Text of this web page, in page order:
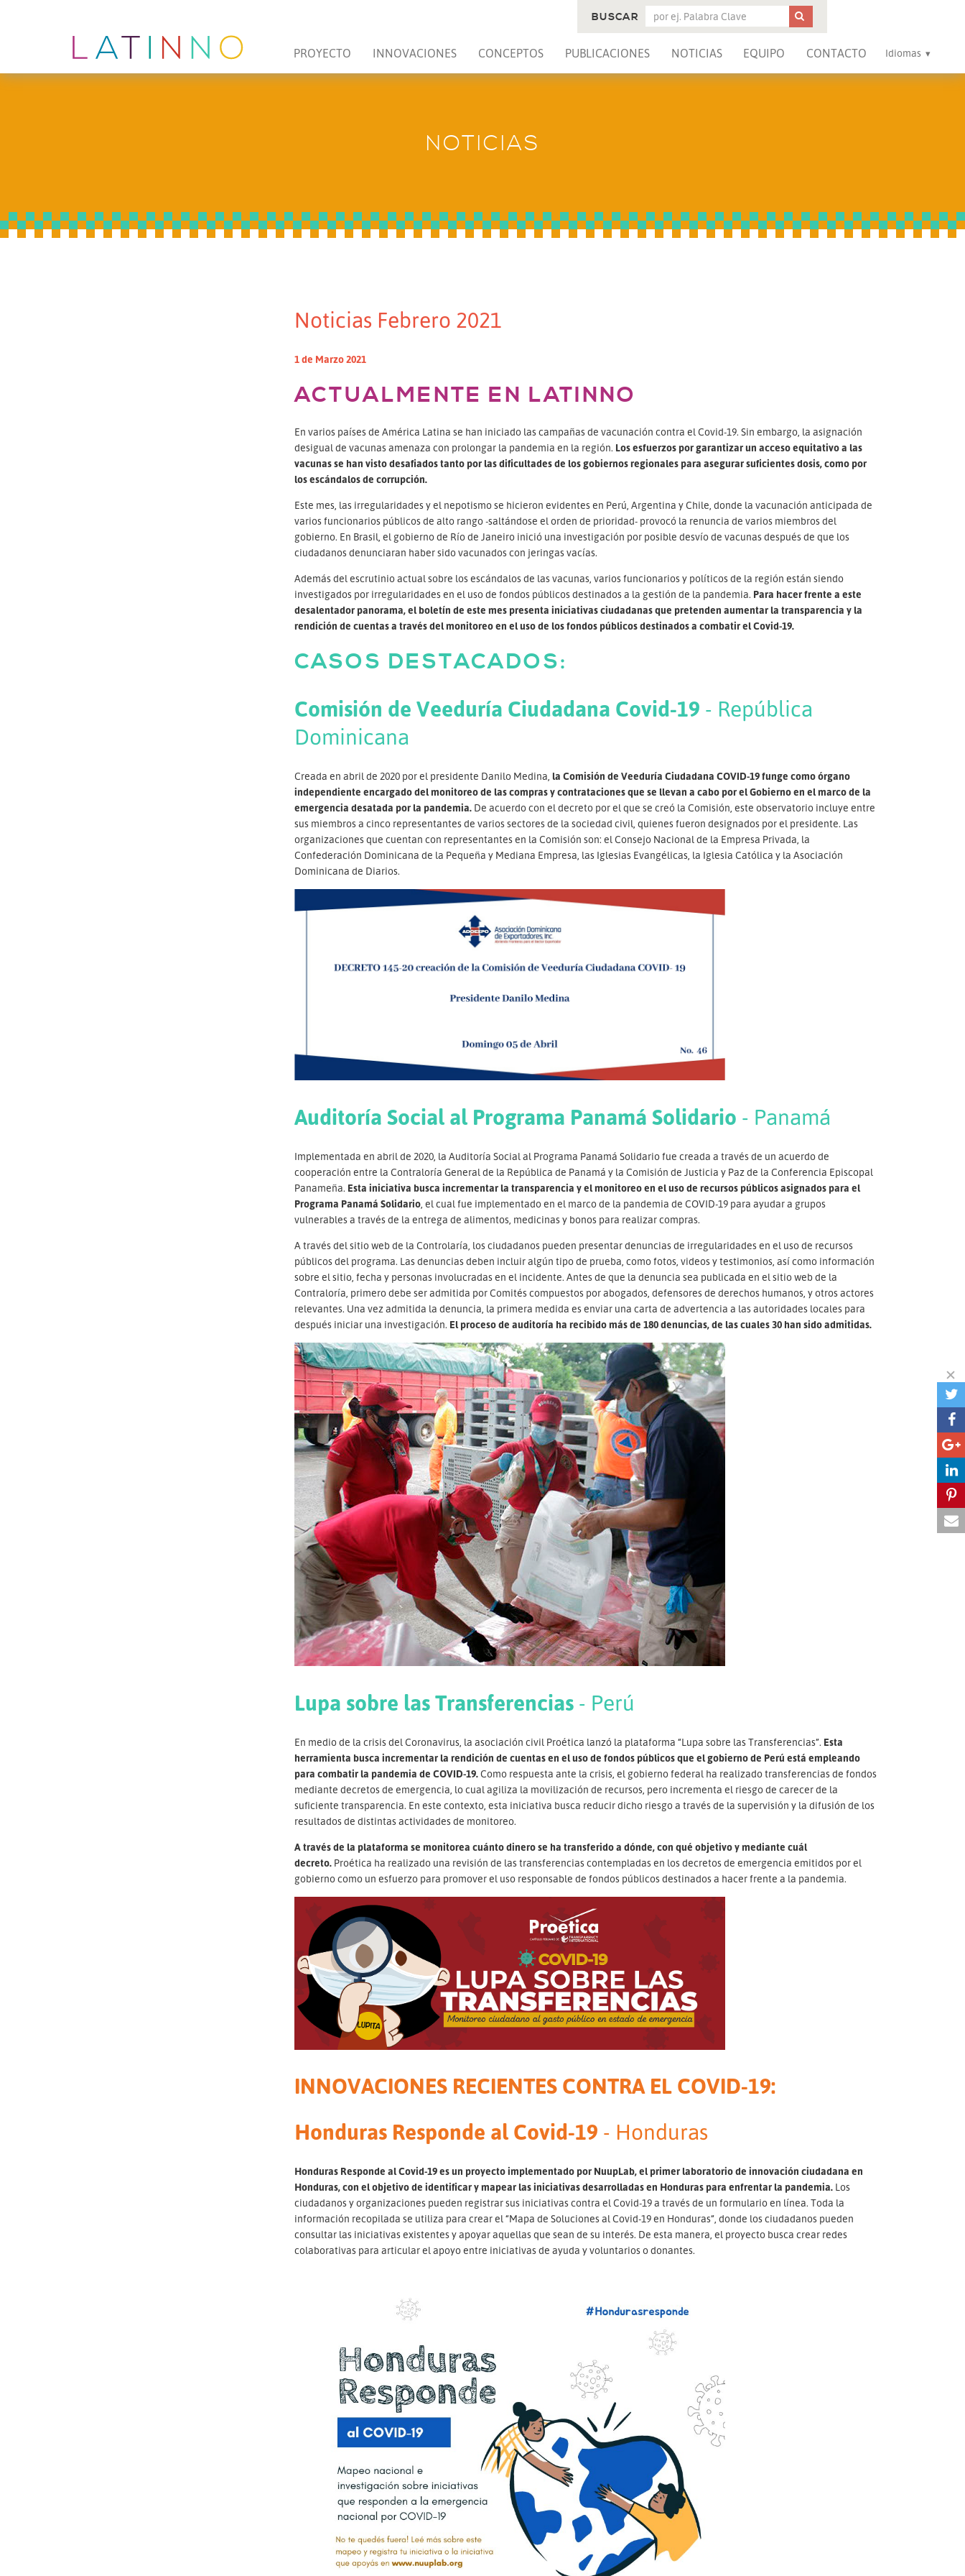
PROYECTO INNOVACIONES CONCEPTOS PUBLICACIONES NOTICIAS EQUIPO CONTACTO Idiomas
BUSCAR
NOTICIAS
Noticias Febrero 2021
1 de Marzo 2021
ACTUALMENTE EN LATINNO
En varios países de América Latina se han iniciado las campañas de vacunación contra el Covid-19. Sin embargo, la asignación
desigual de vacunas amenaza con prolongar la pandemia en la región. Los esfuerzos por garantizar un acceso equitativo a las
vacunas se han visto desafiados tanto por las dificultades de los gobiernos regionales para asegurar suficientes dosis, como por
los escándalos de corrupción.
Este mes, las irregularidades y el nepotismo se hicieron evidentes en Perú, Argentina y Chile, donde la vacunación anticipada de
varios funcionarios públicos de alto rango -saltándose el orden de prioridad- provocó la renuncia de varios miembros del
gobierno. En Brasil, el gobierno de Río de Janeiro inició una investigación por posible desvío de vacunas después de que los
ciudadanos denunciaran haber sido vacunados con jeringas vacías.
Además del escrutinio actual sobre los escándalos de las vacunas, varios funcionarios y políticos de la región están siendo
investigados por irregularidades en el uso de fondos públicos destinados a la gestión de la pandemia. Para hacer frente a este
desalentador panorama, el boletín de este mes presenta iniciativas ciudadanas que pretenden aumentar la transparencia y la
rendición de cuentas a través del monitoreo en el uso de los fondos públicos destinados a combatir el Covid-19.
CASOS DESTACADOS:
Comisión de Veeduría Ciudadana Covid-19 - República
Dominicana
Creada en abril de 2020 por el presidente Danilo Medina, la Comisión de Veeduría Ciudadana COVID-19 funge como órgano
independiente encargado del monitoreo de las compras y contrataciones que se llevan a cabo por el Gobierno en el marco de la
emergencia desatada por la pandemia. De acuerdo con el decreto por el que se creó la Comisión, este observatorio incluye entre
sus miembros a cinco representantes de varios sectores de la sociedad civil, quienes fueron designados por el presidente. Las
organizaciones que cuentan con representantes en la Comisión son: el Consejo Nacional de la Empresa Privada, la
Confederación Dominicana de la Pequeña y Mediana Empresa, las Iglesias Evangélicas, la Iglesia Católica y la Asociación
Dominicana de Diarios.
Auditoría Social al Programa Panamá Solidario - Panamá
Implementada en abril de 2020, la Auditoría Social al Programa Panamá Solidario fue creada a través de un acuerdo de
cooperación entre la Contraloría General de la República de Panamá y la Comisión de Justicia y Paz de la Conferencia Episcopal
Panameña. Esta iniciativa busca incrementar la transparencia y el monitoreo en el uso de recursos públicos asignados para el
Programa Panamá Solidario, el cual fue implementado en el marco de la pandemia de COVID-19 para ayudar a grupos
vulnerables a través de la entrega de alimentos, medicinas y bonos para realizar compras.
A través del sitio web de la Controlaría, los ciudadanos pueden presentar denuncias de irregularidades en el uso de recursos
públicos del programa. Las denuncias deben incluir algún tipo de prueba, como fotos, videos y testimonios, así como información
sobre el sitio, fecha y personas involucradas en el incidente. Antes de que la denuncia sea publicada en el sitio web de la
Contraloría, primero debe ser admitida por Comités compuestos por abogados, defensores de derechos humanos, y otros actores
relevantes. Una vez admitida la denuncia, la primera medida es enviar una carta de advertencia a las autoridades locales para
después iniciar una investigación. El proceso de auditoría ha recibido más de 180 denuncias, de las cuales 30 han sido admitidas.
Lupa sobre las Transferencias- Perú
En medio de la crisis del Coronavirus, la asociación civil Proética lanzó la plataforma “Lupa sobre las Transferencias”. Esta
herramienta busca incrementar la rendición de cuentas en el uso de fondos públicos que el gobierno de Perú está empleando
para combatir la pandemia de COVID-19.Como respuesta ante la crisis, el gobierno federal ha realizado transferencias de fondos
mediante decretos de emergencia, lo cual agiliza la movilización de recursos, pero incrementa el riesgo de carecer de la
suficiente transparencia. En este contexto, esta iniciativa busca reducir dicho riesgo a través de la supervisión y la difusión de los
resultados de distintas actividades de monitoreo.
A través de la plataforma se monitorea cuánto dinero se ha transferido a dónde, con qué objetivo y mediante cuál
decreto. Proética ha realizado una revisión de las transferencias contempladas en los decretos de emergencia emitidos por el
gobierno como un esfuerzo para promover el uso responsable de fondos públicos destinados a hacer frente a la pandemia.
INNOVACIONES RECIENTES CONTRA EL COVID-19:
Honduras Responde al Covid-19 - Honduras
Honduras Responde al Covid-19 es un proyecto implementado por NuupLab, el primer laboratorio de innovación ciudadana en
Honduras, con el objetivo de identificar y mapear las iniciativas desarrolladas en Honduras para enfrentar la pandemia.Los
ciudadanos y organizaciones pueden registrar sus iniciativas contra el Covid-19 a través de un formulario en línea. Toda la
información recopilada se utiliza para crear el “Mapa de Soluciones al Covid-19 en Honduras”, donde los ciudadanos pueden
consultar las iniciativas existentes y apoyar aquellas que sean de su interés. De esta manera, el proyecto busca crear redes
colaborativas para articular el apoyo entre iniciativas de ayuda y voluntarios o donantes.